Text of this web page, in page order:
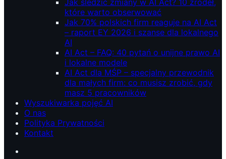
Jak śledzić zmiany w AI Act? 10 źródeł,
które warto obserwować
Jak 70% polskich firm reaguje na AI Act
– raport EY 2026 i szanse dla lokalnego
AI
AI Act – FAQ: 40 pytań o unijne prawo AI
i lokalne modele
AI Act dla MŚP – specjalny przewodnik
dla małych firm: co musisz zrobić, gdy
masz 5 pracowników
Wyszukiwarka pojęć AI
O nas
Polityka Prywatności
Kontakt